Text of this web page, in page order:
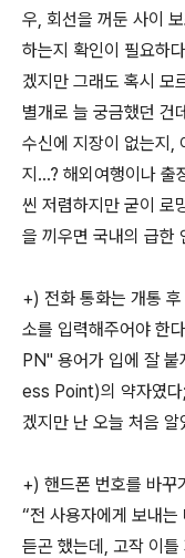
우, 회선을 꺼둔 사이
하는지 확인이 필요하
겠지만 그래도 혹시
별개로 늘 궁금했던 건
수신에 지장이 없는지,
지…? 해외여행이나 출
씬 저렴하지만 굳이 로
을 끼우면 국내의 급한
+) 전화 통화는 개통
소를 입력해주어야 한
PN" 용어가 입에 잘
ess Point)의 약자였다
겠지만 난 오늘 처음 알
+) 핸드폰 번호를 바꾸
“전 사용자에게 보내
듣곤 했는데, 고작 이